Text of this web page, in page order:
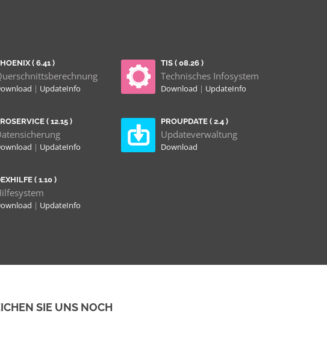
( 6.41 )
| UpdateInfo
TIS ( 08.26 )
Technisches Infosystem
Download | UpdateInfo
( 12.15 )
| UpdateInfo
PROUPDATE ( 2.4 )
Updateverwaltung
Download
( 1.10 )
| UpdateInfo
SIE UNS NOCH